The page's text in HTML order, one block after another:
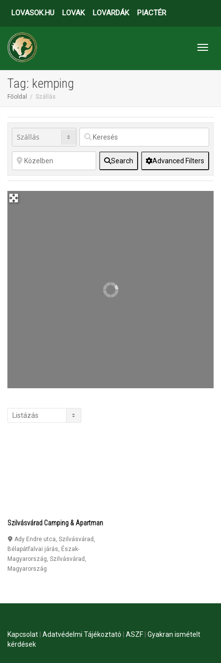
LOVASOK.HU LOVAK LOVARDÁK PIACTÉR
Tag: kemping
Főoldal Szállás
Search Advanced Filters
Szilvásvárad Camping & Apartman
Ady Endre utca, Szilvásvárad,
Bélapátfalvai járás, Észak-
Magyarország, Szilvásvárad ,
Magyarország
Kapcsolat Adatvédelmi Tájékoztató ASZF Gyakran ismételt
kérdések